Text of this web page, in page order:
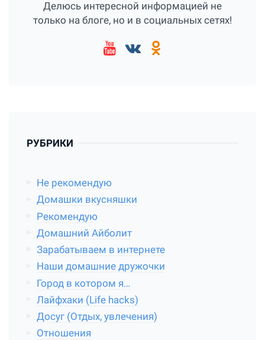
Делюсь интересной информацией не
только на блоге, но и в социальных сетях!
РУБРИКИ
Не рекомендую
Домашки вкусняшки
Рекомендую
Домашний Айболит
Зарабатываем в интернете
Наши домашние дружочки
Город в котором я…
Лайфхаки (Life hacks)
Досуг (Отдых, увлечения)
Отношения